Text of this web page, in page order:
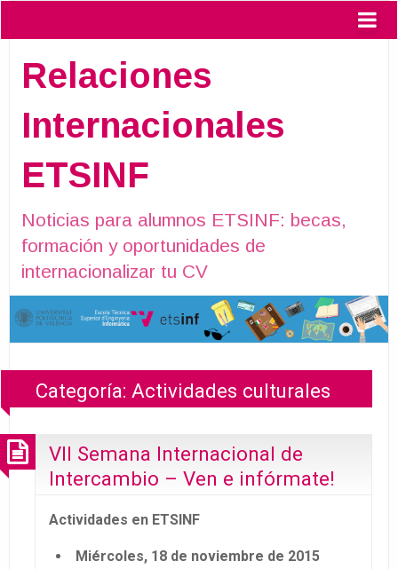
Relaciones
Internacionales
ETSINF
Noticias para alumnos ETSINF: becas,
formación y oportunidades de
internacionalizar tu CV
Categoría:Actividades culturales
VII Semana Internacional de
Intercambio – Ven e infórmate!
Actividades en ETSINF
Miércoles, 18 de noviembre de 2015